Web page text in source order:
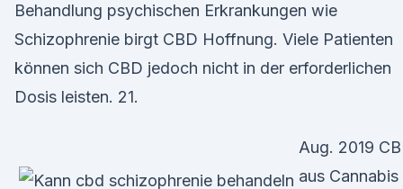
Behandlung psychischen Erkrankungen wie
Schizophrenie birgt CBD Hoffnung. Viele Patienten
können sich CBD jedoch nicht in der erforderlichen
Dosis leisten. 21.
Aug. 2019
aus Cannabis